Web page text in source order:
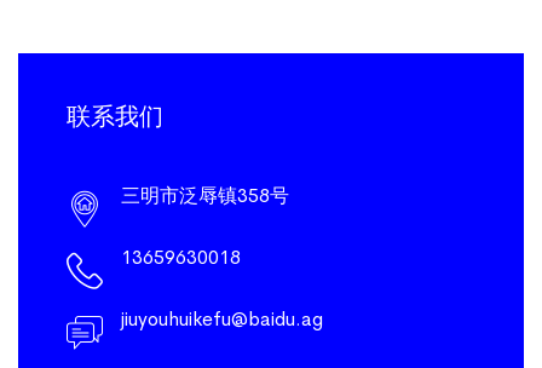
联系我们
三明市泛辱镇358号
13659630018
jiuyouhuikefu@baidu.ag